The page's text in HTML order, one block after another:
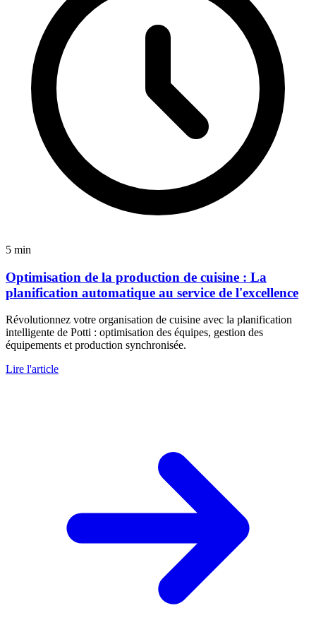
5 min
Optimisation de la production de cuisine : La
planification automatique au service de l'excellence
Révolutionnez votre organisation de cuisine avec la planification
intelligente de Potti : optimisation des équipes, gestion des
équipements et production synchronisée.
Lire l'article